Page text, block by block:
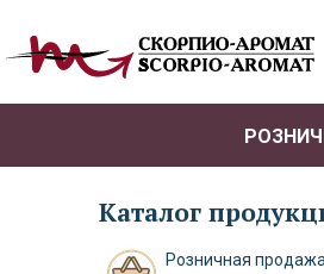
Каталог
Розничная